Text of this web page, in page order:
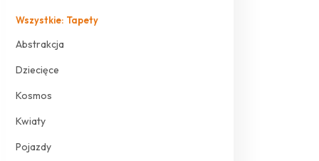
Wszystkie: Tapety
Abstrakcja
Dziecięce
Kosmos
Kwiaty
Pojazdy